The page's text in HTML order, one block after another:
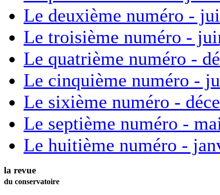
Le deuxième numéro -
Le troisième numéro -
Le quatrième numéro -
Le cinquième numéro -
Le sixième numéro -
Le septième numéro -
Le huitième numéro -
la revue
du conservatoire